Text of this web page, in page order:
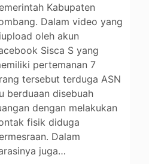
Kabupaten
Dalam video yang
oleh akun
Sisca S yang
pertemanan 7
tersebut terduga ASN
berduaan disebuah
dengan melakukan
fisik diduga
Dalam
juga…